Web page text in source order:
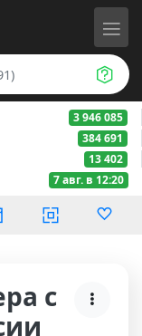
3 946 085
384 691
13 402
7 авг. в 12:20
с